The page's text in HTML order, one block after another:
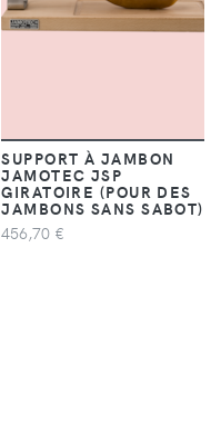
SUPPORT À JAMBON
JAMOTEC JSP
GIRATOIRE (POUR DES
JAMBONS SANS SABOT)
456,70 €